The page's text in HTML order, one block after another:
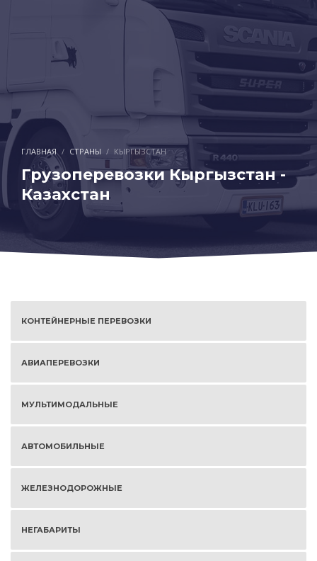
ГЛАВНАЯ СТРАНЫ КЫРГЫЗСТАН
Грузоперевозки Кыргызстан -
Казахстан
КОНТЕЙНЕРНЫЕ ПЕРЕВОЗКИ
АВИАПЕРЕВОЗКИ
МУЛЬТИМОДАЛЬНЫЕ
АВТОМОБИЛЬНЫЕ
ЖЕЛЕЗНОДОРОЖНЫЕ
НЕГАБАРИТЫ